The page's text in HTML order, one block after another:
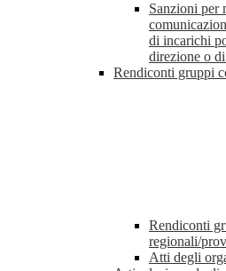
Sanzioni per
di incarichi
direzione o
Rendiconti gruppi
Rendiconti
regionali/
Atti degli